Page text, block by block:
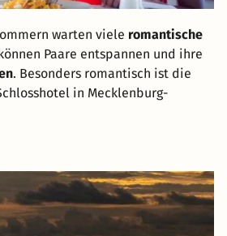
warten viele romantische
Paare entspannen und ihre
. Besonders romantisch ist die
in Mecklenburg-